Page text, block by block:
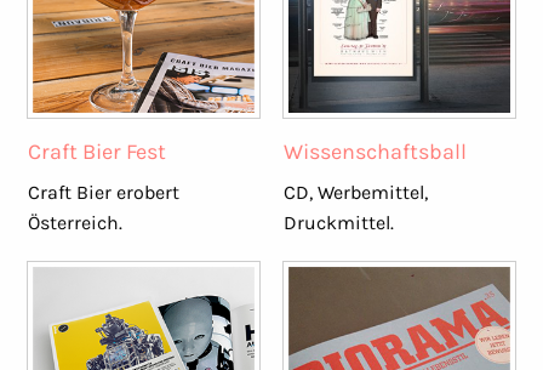
Craft Bier Fest
Craft Bier erobert
Österreich.
Wissenschaftsball
CD, Werbemittel,
Druckmittel.